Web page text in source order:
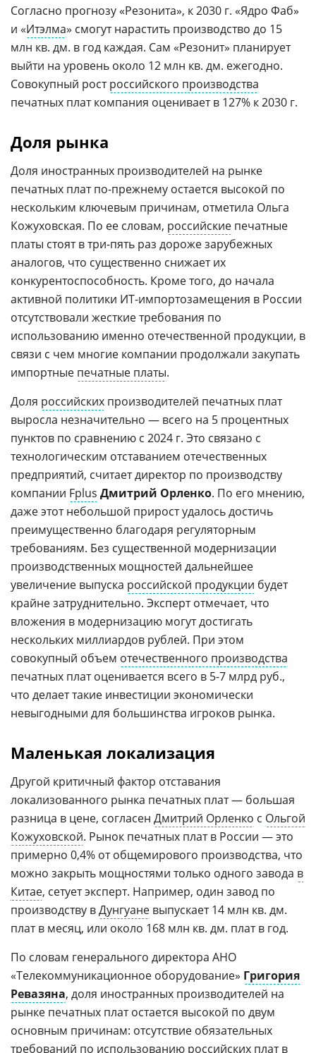
Согласно прогнозу «Резонита», к 2030 г. «Ядро Фаб»
и «Итэлма» смогут нарастить производство до 15
млн кв. дм. в год каждая. Сам «Резонит» планирует
выйти на уровень около 12 млн кв. дм. ежегодно.
Совокупный ростроссийского производства
печатных плат компания оценивает в 127% к 2030 г.
Доля рынка
Доля иностранных производителей на рынке
печатных плат по-прежнему остается высокой по
нескольким ключевым причинам, отметила Ольга
Кожуховская. По ее словам, российские печатные
платы стоят в три-пять раз дороже зарубежных
аналогов, что существенно снижает их
конкурентоспособность. Кроме того, до начала
активной политики ИТ-импортозамещения в России
отсутствовали жесткие требования по
использованию именно отечественной продукции, в
связи с чем многие компании продолжали закупать
импортные печатные платы.
Доля российских производителей печатных плат
выросла незначительно — всего на 5 процентных
пунктов по сравнению с 2024 г. Это связано с
технологическим отставанием отечественных
предприятий, считает директор по производству
компании Fplus Дмитрий Орленко. По его мнению,
даже этот небольшой прирост удалось достичь
преимущественно благодаря регуляторным
требованиям. Без существенной модернизации
производственных мощностей дальнейшее
увеличение выпуска российской продукции будет
крайне затруднительно. Эксперт отмечает, что
вложения в модернизацию могут достигать
нескольких миллиардов рублей. При этом
совокупный объем отечественного производства
печатных плат оценивается всего в 5-7 млрд руб.,
что делает такие инвестиции экономически
невыгодными для большинства игроков рынка.
Маленькая локализация
Другой критичный фактор отставания
локализованного рынка печатных плат — большая
разница в цене, согласен Дмитрий Орленко с Ольгой
Кожуховской. Рынок печатных плат в России — это
примерно 0,4% от общемирового производства, что
можно закрыть мощностями только одного завода в
Китае, сетует эксперт. Например, один завод по
производству вДунгуане выпускает 14 млн кв. дм.
плат в месяц, или около 168 млн кв. дм. плат в год.
По словам генерального директора АНО
«Телекоммуникационное оборудование» Григория
Ревазяна, доля иностранных производителей на
рынке печатных плат остается высокой по двум
основным причинам: отсутствие обязательных
требований по использованию российских плат в